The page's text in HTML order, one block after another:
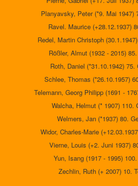
Planyavsky, Peter (*9. Mai 1947)
Ravel. Maurice (+28.12.1937)
Redel, Martin Christoph
Rößler, Almut (1932 - 2015)
Roth, Daniel (*31.10.1942) 75.
Schlee, Thomas (*26.10.1957)
Telemann, Georg Philipp (1691 -
Walcha, Helmut (* 1907) 110.
Welmers, Jan (*1937) 80.
Widor, Charles-Marie
Vierne, Louis (+2. Juni 1937)
Yun, Isang (1917 - 1995)
Zechlin, Ruth (+ 2007) 10.